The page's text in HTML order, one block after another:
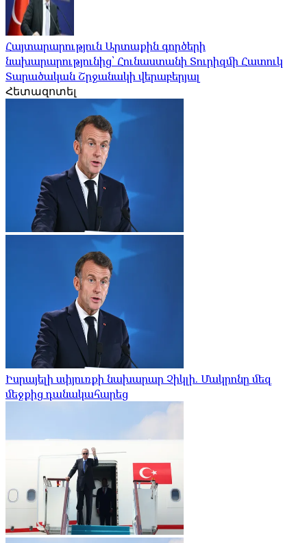
Հայտարարություն Արտաքին գործերի
նախարարությունից՝ Հունաստանի Տուրիզմի Հատուկ
Տարածական Շրջանակի վերաբերյալ
Հետազոտել
Իսրայելի սփյուռքի նախարար Չիկլի. Մակրոնը մեզ
մեջքից դանակահարեց